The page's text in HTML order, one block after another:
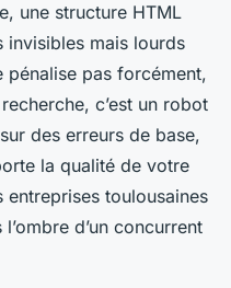
une structure HTML
invisibles mais lourds
pénalise pas forcément,
c’est un robot
des erreurs de base,
la qualité de votre
entreprises toulousaines
d’un concurrent